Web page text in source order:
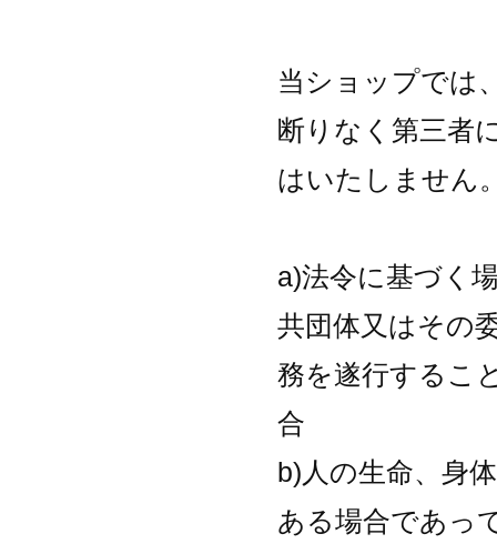
当ショップでは
断りなく第三者
はいたしません
a)法令に基づく
共団体又はその
務を遂行するこ
合
b)人の生命、身
ある場合であっ